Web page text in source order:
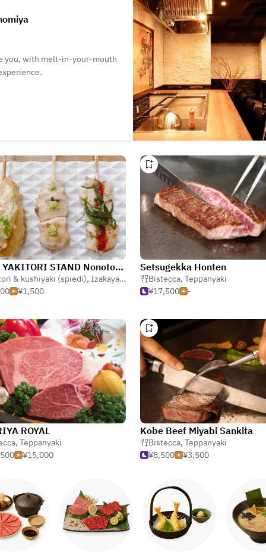
you, with melt-in-your-mouth
KOBE YAKITORI STAND Nonotori Sannomiya
& kushiyaki (spiedi), Izakaya (taverna giapponese) ,Oden (stufato
¥1,500
Setsugekka Honten
Bistecca, Teppanyaki
¥17,500
-
ROYAL
, Teppanyaki
¥15,000
Kobe Beef Miyabi Sankita
Bistecca, Teppanyaki
¥8,500
¥3,500